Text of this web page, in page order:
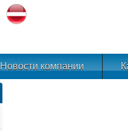
Новости компании